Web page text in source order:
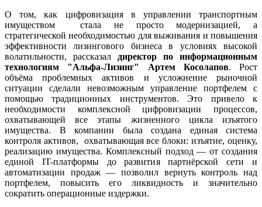
О том, как цифровизация в управлении транспортным
имуществом стала не просто модернизацией, а
стратегической необходимостью для выживания и повышения
эффективности лизингового бизнеса в условиях высокой
волатильности, рассказал директор по информационным
технологиям "Альфа-Лизинг" Артем Косолапов. Рост
объёма проблемных активов и усложнение рыночной
ситуации сделали невозможным управление портфелем с
помощью традиционных инструментов. Это привело к
необходимости комплексной цифровизации процессов,
охватывающей все этапы жизненного цикла изъятого
имущества. В компании была создана единая система
контроля активов, охватывающая все блоки: изъятие, оценку,
реализацию имущества. Комплексный подход — от создания
единой IT-платформы до развития партнёрской сети и
автоматизации продаж — позволил вернуть контроль над
портфелем, повысить его ликвидность и значительно
сократить операционные издержки.